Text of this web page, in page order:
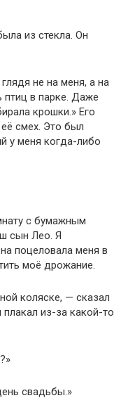
из стекла. Он
не на меня, а на
птиц в парке. Даже
крошки.» Его
смех. Это был
у меня когда-либо
с бумажным
сын Лео. Я
поцеловала меня в
моё дрожание.
коляске, — сказал
из-за какой-то
свадьбы.»